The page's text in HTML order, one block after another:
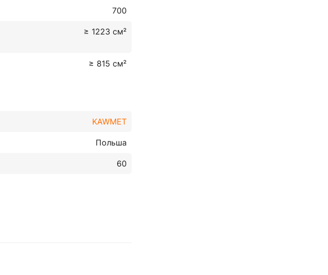
700
≥ 1223 см²
≥ 815 см²
KAWMET
Польша
60